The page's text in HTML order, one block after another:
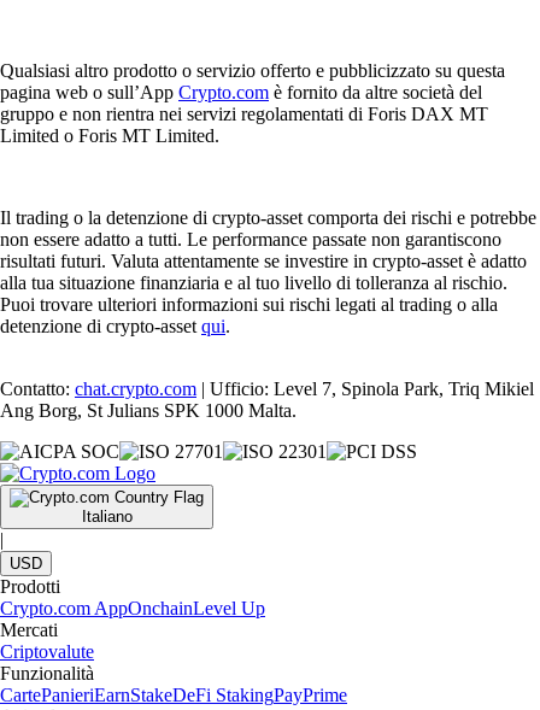
Qualsiasi altro prodotto o servizio offerto e pubblicizzato su questa
pagina web o sull’App Crypto.com è fornito da altre società del
gruppo e non rientra nei servizi regolamentati di Foris DAX MT
Limited o Foris MT Limited.
Il trading o la detenzione di crypto-asset comporta dei rischi e potrebbe
non essere adatto a tutti. Le performance passate non garantiscono
risultati futuri. Valuta attentamente se investire in crypto-asset è adatto
alla tua situazione finanziaria e al tuo livello di tolleranza al rischio.
Puoi trovare ulteriori informazioni sui rischi legati al trading o alla
detenzione di crypto-asset qui.
Contatto: chat.crypto.com | Ufficio: Level 7, Spinola Park, Triq Mikiel
Ang Borg, St Julians SPK 1000 Malta.
Italiano
|
USD
Prodotti
Crypto.com AppOnchainLevel Up
Mercati
Criptovalute
Funzionalità
CartePanieriEarnStakeDeFi StakingPayPrime